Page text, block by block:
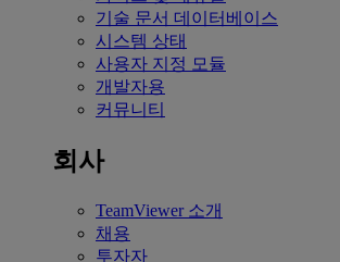
기술 문서 데이터베이스
시스템 상태
사용자 지정 모듈
개발자용
커뮤니티
회사
TeamViewer 소개
채용
투자자